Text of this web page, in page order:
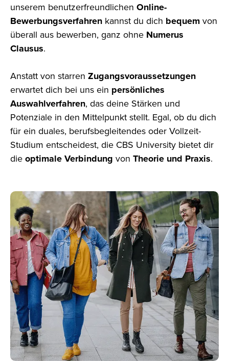
unserem benutzerfreundlichen Online-
Bewerbungsverfahren kannst du dich bequem von
überall aus bewerben, ganz ohne Numerus
Clausus.
Anstatt von starren Zugangsvoraussetzungen
erwartet dich bei uns ein persönliches
Auswahlverfahren, das deine Stärken und
Potenziale in den Mittelpunkt stellt. Egal, ob du dich
für ein duales, berufsbegleitendes oder Vollzeit-
Studium entscheidest, die CBS University bietet dir
die optimale Verbindung von Theorie und Praxis.